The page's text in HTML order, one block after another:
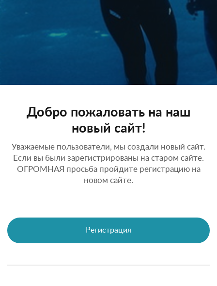
Добро пожаловать на наш
новый сайт!
Уважаемые пользователи, мы создали новый сайт.
Если вы были зарегистрированы на старом сайте.
ОГРОМНАЯ просьба пройдите регистрацию на
новом сайте.
Регистрация